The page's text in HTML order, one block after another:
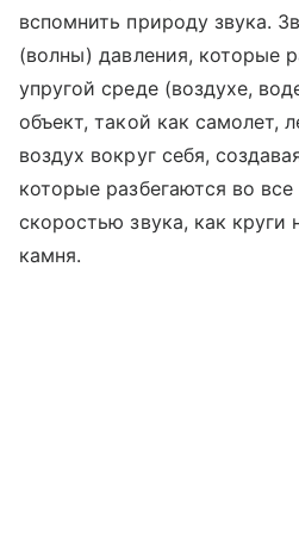
вспомнить природу звука.
(волны) давления, которые
упругой среде (воздухе,
объект, такой как самолет,
воздух вокруг себя,
которые разбегаются во
скоростью звука, как круги
камня.